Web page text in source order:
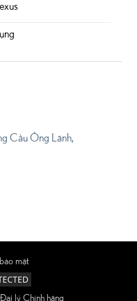
Cầu Ông Lãnh,
mật
lý Chính hãng